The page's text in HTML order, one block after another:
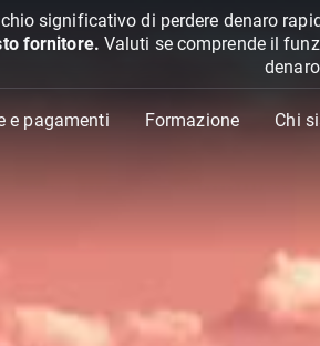
significativo di perdere denaro
fornitore. Valuti se comprende il
e pagamenti Formazione Chi